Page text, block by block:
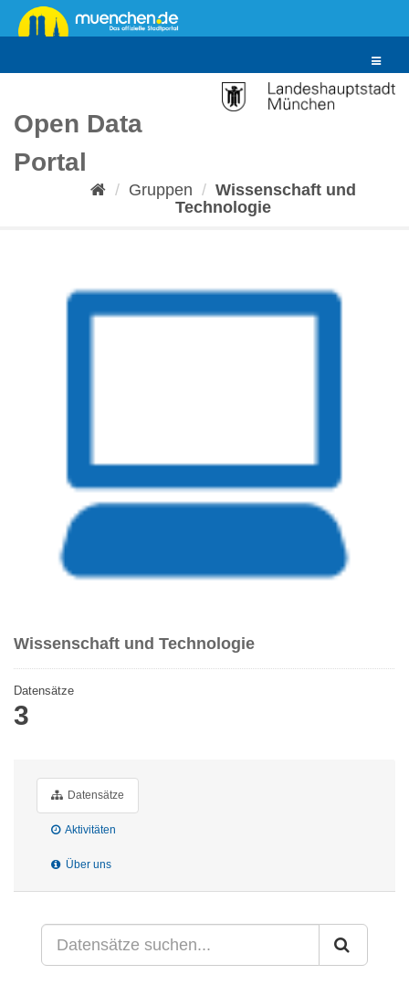
Überspringen
zum
Toggle
Open Data
Portal
Gruppen
Wissenschaft und
Technologie
Wissenschaft und Technologie
Datensätze
3
Datensätze
Aktivitäten
Über uns